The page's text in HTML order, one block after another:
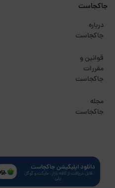
جاکجاست
درباره
جاکجاست
قوانین و
مقررات
جاکجاست
مجله
جاکجاست
دانلود اپلیکیشن جاکجاست
قابل دریافت از کافه بازار، مایکت و گوگل
پلی